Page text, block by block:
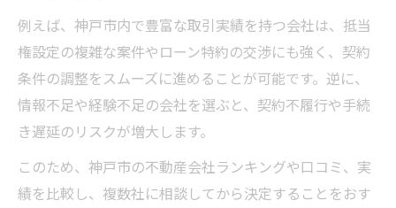
例えば、神戸市内で豊富な取引実績を持つ会社は、抵当
権設定の複雑な案件やローン特約の交渉にも強く、契約
条件の調整をスムーズに進めることが可能です。逆に、
情報不足や経験不足の会社を選ぶと、契約不履行や手続
き遅延のリスクが増大します。
このため、神戸市の不動産会社ランキングや口コミ、実
績を比較し、複数社に相談してから決定することをおす